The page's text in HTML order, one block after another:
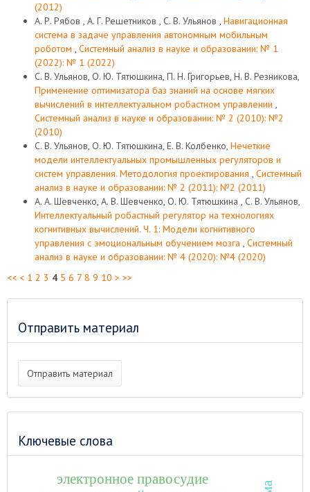
(2012)
А. Р. Рябов , А. Г. Решетников , С. В. Ульянов , Навигационная
система в задаче управления автономным мобильным
роботом , Системный анализ в науке и образовании: № 1
(2022): № 1 (2022)
С. В. Ульянов, О. Ю. Тятюшкина, П. Н. Григорьев, Н. В. Резникова,
Применение оптимизатора баз знаний на основе мягких
вычислений в интеллектуальном робастном управлении ,
Системный анализ в науке и образовании: № 2 (2010): №2
(2010)
С. В. Ульянов, О. Ю. Тятюшкина, Е. В. Колбенко, Нечеткие
модели интеллектуальных промышленных регуляторов и
систем управления. Методология проектирования , Системный
анализ в науке и образовании: № 2 (2011): №2 (2011)
А. А. Шевченко, А. В. Шевченко, О. Ю. Тятюшкина , С. В. Ульянов,
Интеллектуальный робастный регулятор на технологиях
когнитивных вычислений. Ч. 1: Модели когнитивного
управления с эмоциональным обучением мозга , Системный
анализ в науке и образовании: № 4 (2020): №4 (2020)
<< < 1 2 3 4 5 6 7 8 9 10 > >>
Отправить материал
Отправить материал
Ключевые слова
электронное правосудие